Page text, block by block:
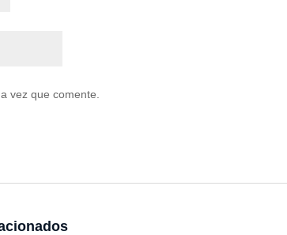
vez que comente.